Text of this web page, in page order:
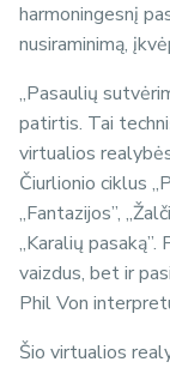
harmoningesnį
nusiraminimą,
„Pasaulių
patirtis. Tai
virtualios
Čiurlionio ciklus
„Fantazijos”,
„Karalių
vaizdus, bet ir
Phil Von
Šio virtualios